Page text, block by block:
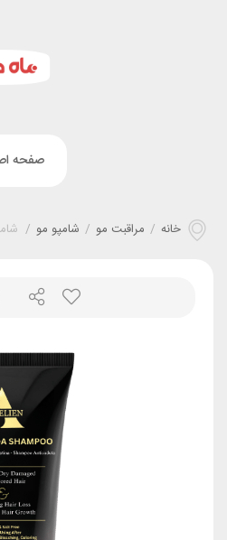
صفحه
خانه / مراقبت مو / شامپو مو /